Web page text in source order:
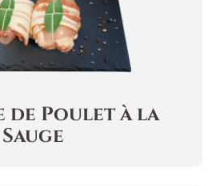
de Poulet à la
Sauge